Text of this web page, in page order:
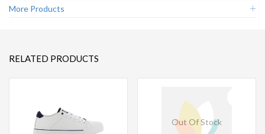
More Products
RELATED PRODUCTS
Out Of Stock